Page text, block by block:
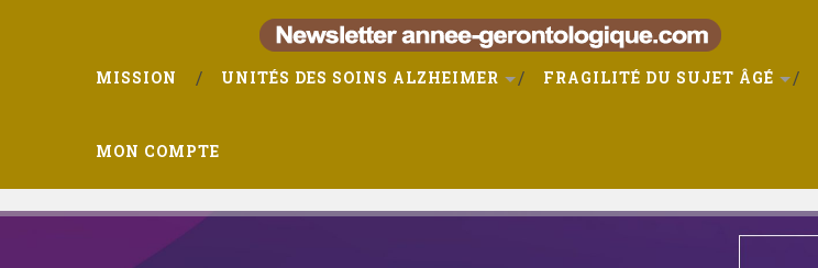
MISSION UNITÉS DES SOINS ALZHEIMER FRAGILITÉ DU SUJET ÂGÉ
MON COMPTE